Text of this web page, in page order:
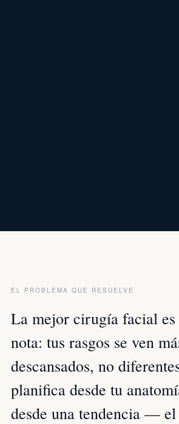
EL PROBLEMA QUE RESUELVE
La mejor cirugía facial es
nota: tus rasgos se ven
descansados, no
planifica desde tu
desde una tendencia —